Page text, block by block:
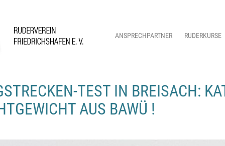
ANSPRECHPARTNER RUDERKURSE
TEST IN BREISACH:
AUS BAWÜ !